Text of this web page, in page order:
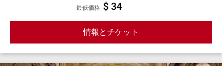
最低価格 $ 34
情報とチケット